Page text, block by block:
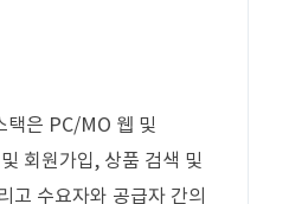
택은 PC/MO 웹 및
회원가입, 상품 검색 및
고 수요자와 공급자 간의